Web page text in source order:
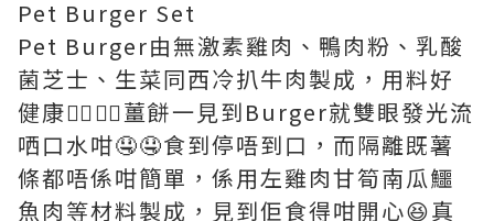
Pet Burger Set
Pet Burger由無激素雞肉、鴨肉粉、乳酸
菌芝士、生菜同西冷扒牛肉製成，用料好
健康👍🏻👍🏻薑餅一見到Burger就雙眼發光流
哂口水咁🤤🤤食到停唔到口，而隔離既薯
條都唔係咁簡單，係用左雞肉甘筍南瓜鱷
魚肉等材料製成，見到佢食得咁開心😆真